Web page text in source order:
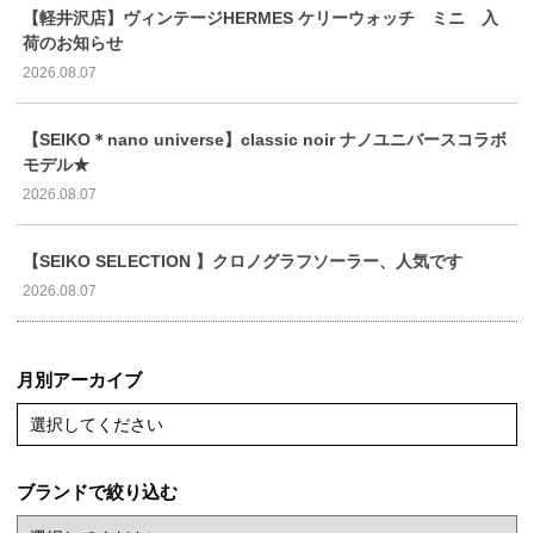
【軽井沢店】ヴィンテージHERMES ケリーウォッチ ミニ 入
荷のお知らせ
2026.08.07
【SEIKO＊nano universe】classic noir ナノユニバースコラボ
モデル★
2026.08.07
【SEIKO SELECTION 】クロノグラフソーラー、人気です
2026.08.07
月別アーカイブ
選択してください
ブランドで絞り込む